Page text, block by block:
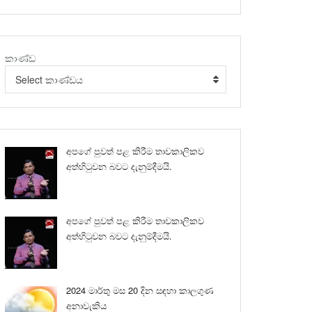
කාණ්ඩ
Select කාණ්ඩය
අපගේ පුවත් පළ කිරීම තාවකාලිකව
අත්හිටුවන බවට දැනුම්දීමයි.
අපගේ පුවත් පළ කිරීම තාවකාලිකව
අත්හිටුවන බවට දැනුම්දීමයි.
2024 මාර්තු මස 20 දින සඳහා කාලගුණ
අනාවැකිය